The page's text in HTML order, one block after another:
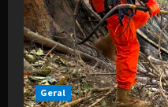
Geral